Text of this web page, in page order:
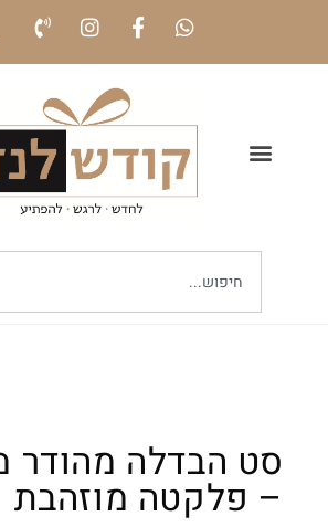
סט הבדלה מהודר
– פלקטה מוזהבת